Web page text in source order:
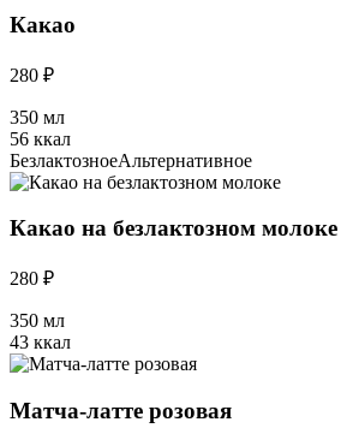
Какао
280 ₽
350 мл
56 ккал
БезлактозноеАльтернативное
Какао на безлактозном молоке
280 ₽
350 мл
43 ккал
Матча-латте розовая